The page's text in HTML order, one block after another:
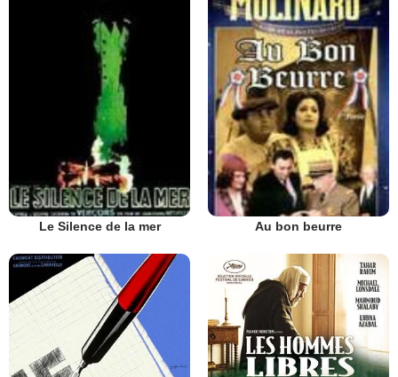
Le Silence de la mer Au bon beurre